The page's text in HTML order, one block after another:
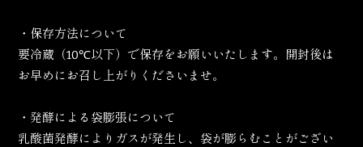
・保存方法について
要冷蔵（10℃以下）で保存をお願いいたします。開封後は
お早めにお召し上がりくださいませ。
・発酵による袋膨張について
乳酸菌発酵によりガスが発生し、袋が膨らむことがござい